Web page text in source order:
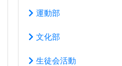
運動部
文化部
生徒会活動